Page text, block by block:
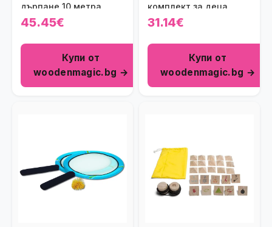
дърпане 10 метра
45.45€
Купи от
woodenmagic.bg →
комплект за деца
31.14€
Купи от
woodenmagic.bg →